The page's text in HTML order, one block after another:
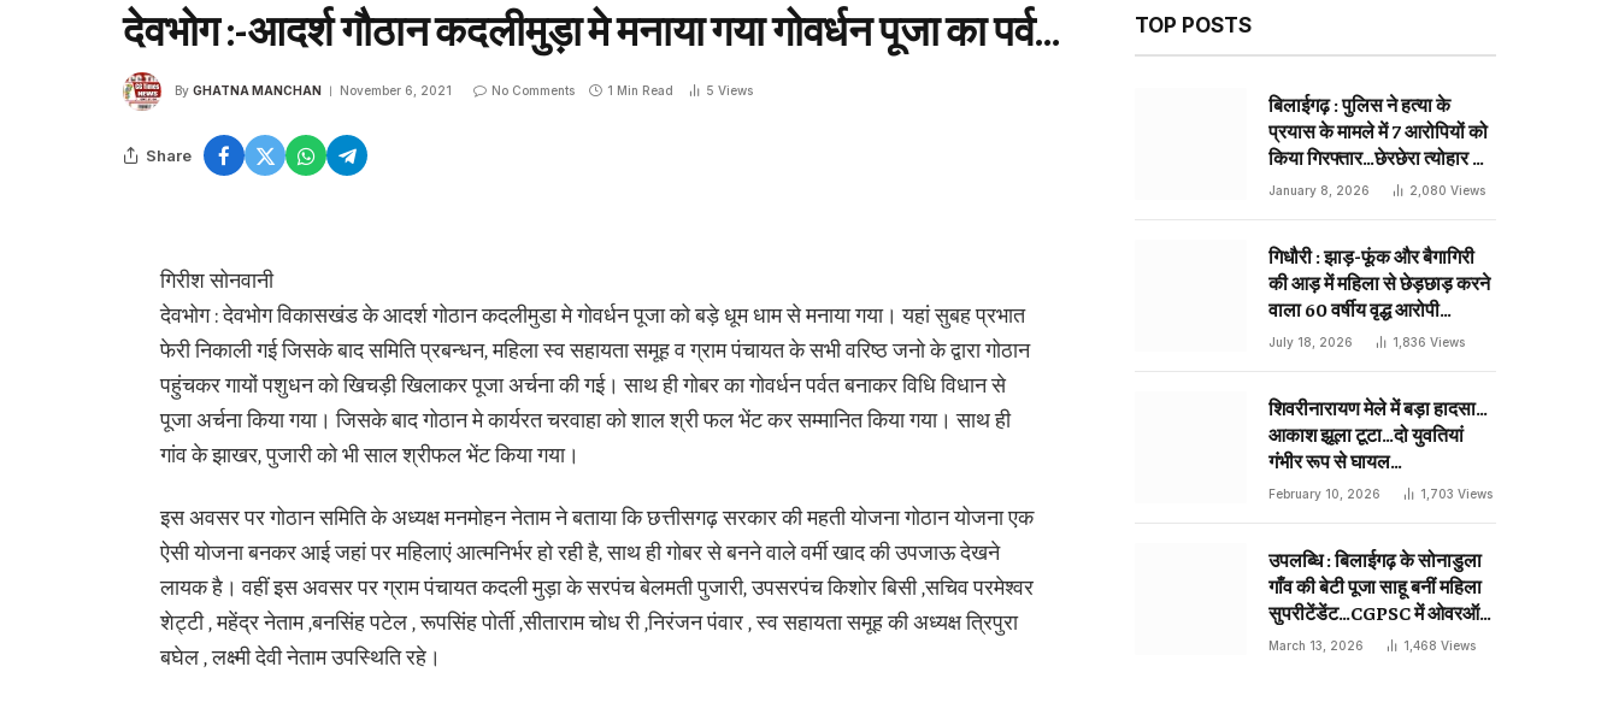
देवभोग :-आदर्श गौठान कदलीमुड़ा मे मनाया गया गोवर्धन पूजा का पर्व…
By GHATNA MANCHAN November 6, 2021 No Comments 1 Min Read 5 Views
Share
गिरीश सोनवानी
देवभोग : देवभोग विकासखंड के आदर्श गोठान कदलीमुडा मे गोवर्धन पूजा को बड़े धूम धाम से मनाया गया। यहां सुबह प्रभात
फेरी निकाली गई जिसके बाद समिति प्रबन्धन, महिला स्व सहायता समूह व ग्राम पंचायत के सभी वरिष्ठ जनो के द्वारा गोठान
पहुंचकर गायों पशुधन को खिचड़ी खिलाकर पूजा अर्चना की गई। साथ ही गोबर का गोवर्धन पर्वत बनाकर विधि विधान से
पूजा अर्चना किया गया। जिसके बाद गोठान मे कार्यरत चरवाहा को शाल श्री फल भेंट कर सम्मानित किया गया। साथ ही
गांव के झाखर, पुजारी को भी साल श्रीफल भेंट किया गया।
इस अवसर पर गोठान समिति के अध्यक्ष मनमोहन नेताम ने बताया कि छत्तीसगढ़ सरकार की महती योजना गोठान योजना एक
ऐसी योजना बनकर आई जहां पर महिलाएं आत्मनिर्भर हो रही है, साथ ही गोबर से बनने वाले वर्मी खाद की उपजाऊ देखने
लायक है। वहीं इस अवसर पर ग्राम पंचायत कदली मुड़ा के सरपंच बेलमती पुजारी, उपसरपंच किशोर बिसी ,सचिव परमेश्वर
शेट्टी , महेंद्र नेताम ,बनसिंह पटेल , रूपसिंह पोर्ती ,सीताराम चोध री ,निरंजन पंवार , स्व सहायता समूह की अध्यक्ष त्रिपुरा
बघेल , लक्ष्मी देवी नेताम उपस्थिति रहे।
TOP POSTS
बिलाईगढ़ : पुलिस ने हत्या के
प्रयास के मामले में 7 आरोपियों को
किया गिरफ्तार…छेरछेरा त्योहार के
दिन प्राणघातक हमले को दिया था
January 8, 2026 2,080 Views
गिधौरी : झाड़-फूंक और बैगागिरी
की आड़ में महिला से छेड़छाड़ करने
वाला 60 वर्षीय वृद्ध आरोपी
गिरफ्तार…
July 18, 2026 1,836 Views
शिवरीनारायण मेले में बड़ा हादसा…
आकाश झूला टूटा…दो युवतियां
गंभीर रूप से घायल…
February 10, 2026 1,703 Views
उपलब्धि : बिलाईगढ़ के सोनाडुला
गाँव की बेटी पूजा साहू बनीं महिला
सुपरीटेंडेंट…CGPSC में ओवरऑल
19 वीं रैंक…
March 13, 2026 1,468 Views